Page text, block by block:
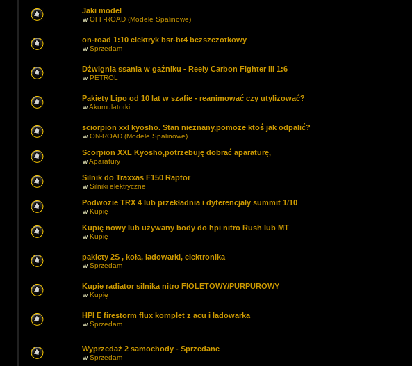
Jaki model
wOFF-ROAD (Modele Spalinowe)
on-road 1:10 elektryk bsr-bt4 bezszczotkowy
wSprzedam
Dźwignia ssania w gaźniku - Reely Carbon Fighter III 1:6
wPETROL
Pakiety Lipo od 10 lat w szafie - reanimować czy utylizować?
wAkumulatorki
sciorpion xxl kyosho. Stan nieznany,pomoże ktoś jak odpalić?
wON-ROAD (Modele Spalinowe)
Scorpion XXL Kyosho,potrzebuję dobrać aparaturę,
wAparatury
Silnik do Traxxas F150 Raptor
wSilniki elektryczne
Podwozie TRX 4 lub przekładnia i dyferencjały summit 1/10
wKupię
Kupię nowy lub używany body do hpi nitro Rush lub MT
wKupię
pakiety 2S , koła, ładowarki, elektronika
wSprzedam
Kupie radiator silnika nitro FIOLETOWY/PURPUROWY
wKupię
HPI E firestorm flux komplet z acu i ładowarka
wSprzedam
Wyprzedaż 2 samochody - Sprzedane
wSprzedam